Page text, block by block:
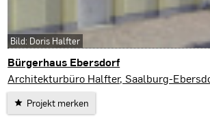
Bürgerhaus Ebersdorf
Saalburg-Ebersdorf
Architekturbüro Halfter, Saalburg-
Projekt merken
Bild: Doris Halfter